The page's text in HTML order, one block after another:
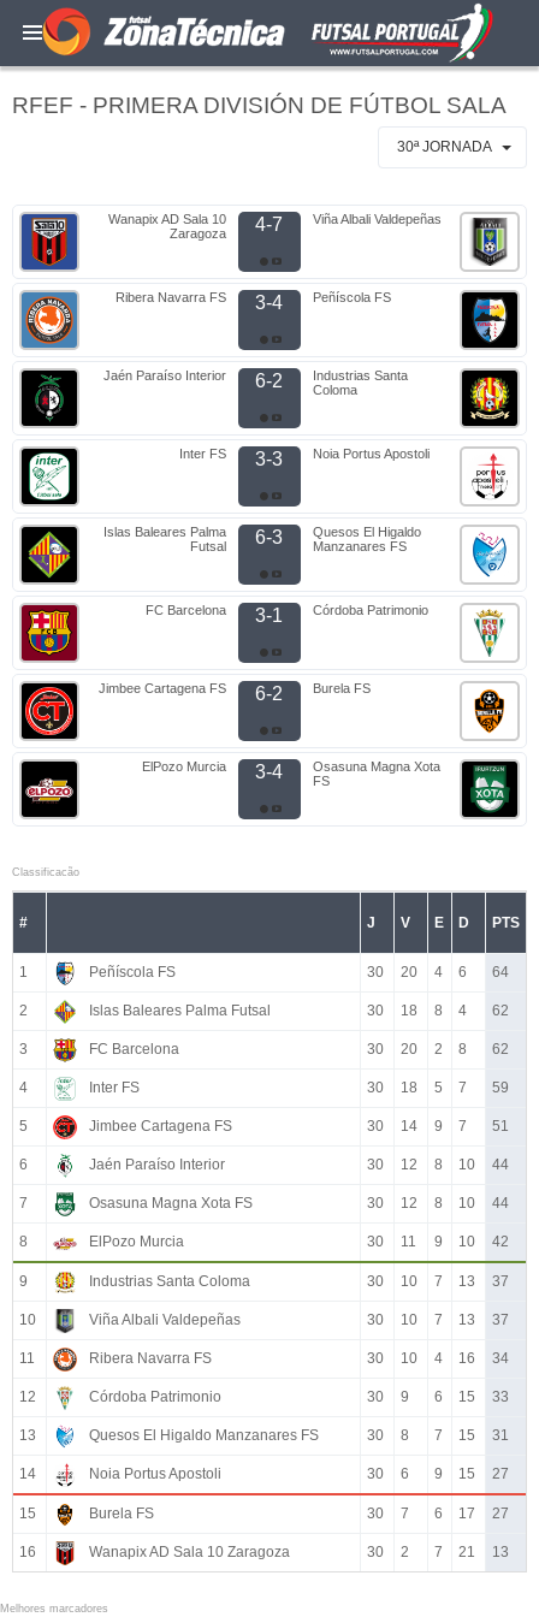
RFEF - PRIMERA DIVISIÓN DE FÚTBOL SALA
30ª JORNADA
Wanapix AD Sala 10
Zaragoza
4-7 Viña Albali Valdepeñas
Ribera Navarra FS 3-4 Peñíscola FS
Jaén Paraíso Interior 6-2
Industrias Santa
Coloma
Inter FS 3-3 Noia Portus Apostoli
Islas Baleares Palma
Futsal
6-3
Quesos El Higaldo
Manzanares FS
FC Barcelona 3-1 Córdoba Patrimonio
Jimbee Cartagena FS 6-2 Burela FS
ElPozo Murcia 3-4
Osasuna Magna Xota
FS
Classificacão
# J V E D PTS
1 Peñíscola FS 30 20 4 6 64
2 Islas Baleares Palma Futsal 30 18 8 4 62
3 FC Barcelona 30 20 2 8 62
4 Inter FS 30 18 5 7 59
5 Jimbee Cartagena FS 30 14 9 7 51
6 Jaén Paraíso Interior 30 12 8 10 44
7 Osasuna Magna Xota FS 30 12 8 10 44
8 ElPozo Murcia 30 11 9 10 42
9 Industrias Santa Coloma 30 10 7 13 37
10 Viña Albali Valdepeñas 30 10 7 13 37
11 Ribera Navarra FS 30 10 4 16 34
12 Córdoba Patrimonio 30 9 6 15 33
13 Quesos El Higaldo Manzanares FS 30 8 7 15 31
14 Noia Portus Apostoli 30 6 9 15 27
15 Burela FS 30 7 6 17 27
16 Wanapix AD Sala 10 Zaragoza 30 2 7 21 13
Melhores marcadores